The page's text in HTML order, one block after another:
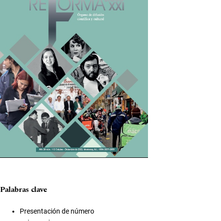
Palabras clave
Presentación de número